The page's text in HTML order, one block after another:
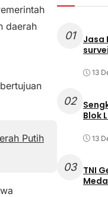
daerah
Putih
01
Jasa
13
02
Blok
13
03
TNI